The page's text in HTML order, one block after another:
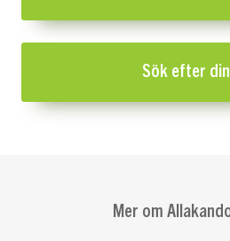
Sök efter
Mer om